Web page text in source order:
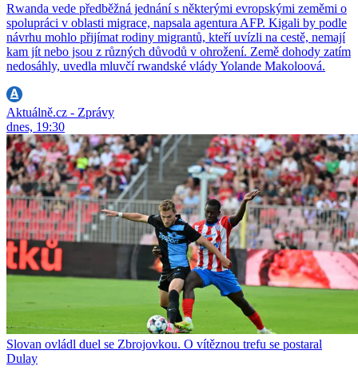
Rwanda vede předběžná jednání s některými evropskými zeměmi o
spolupráci v oblasti migrace, napsala agentura AFP. Kigali by podle
návrhu mohlo přijímat rodiny migrantů, kteří uvízli na cestě, nemají
kam jít nebo jsou z různých důvodů v ohrožení. Země dohody zatím
nedosáhly, uvedla mluvčí rwandské vlády Yolande Makoloová.
Aktuálně.cz - Zprávy
dnes, 19:30
Slovan ovládl duel se Zbrojovkou. O vítěznou trefu se postaral
Dulay